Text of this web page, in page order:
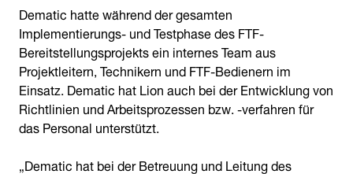
Dematic hatte während der gesamten
Implementierungs- und Testphase des FTF-
Bereitstellungsprojekts ein internes Team aus
Projektleitern, Technikern und FTF-Bedienern im
Einsatz. Dematic hat Lion auch bei der Entwicklung von
Richtlinien und Arbeitsprozessen bzw. -verfahren für
das Personal unterstützt.
„Dematic hat bei der Betreuung und Leitung des